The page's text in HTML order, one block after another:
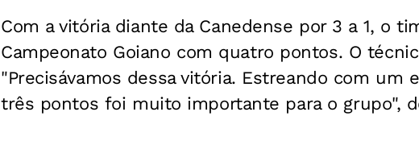
Com a vitória diante da Canedense por 3 a 1, o
Campeonato Goiano com quatro pontos. O
"Precisávamos dessa vitória. Estreando com um
três pontos foi muito importante para o grupo",